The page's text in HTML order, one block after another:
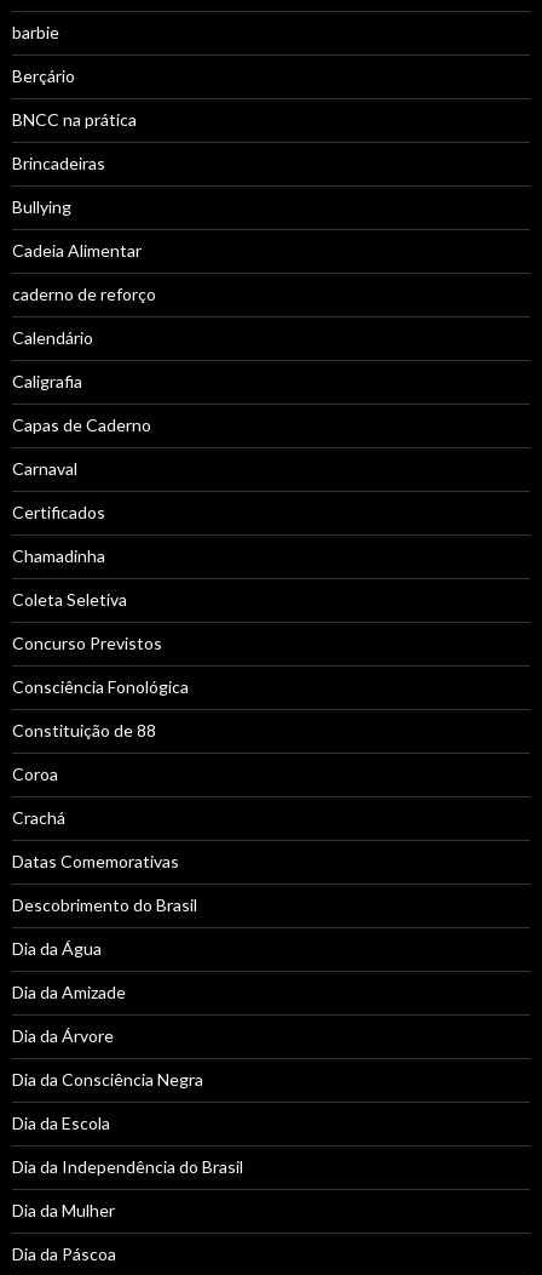
barbie
Berçário
BNCC na prática
Brincadeiras
Bullying
Cadeia Alimentar
caderno de reforço
Calendário
Caligrafia
Capas de Caderno
Carnaval
Certificados
Chamadinha
Coleta Seletiva
Concurso Previstos
Consciência Fonológica
Constituição de 88
Coroa
Crachá
Datas Comemorativas
Descobrimento do Brasil
Dia da Água
Dia da Amizade
Dia da Árvore
Dia da Consciência Negra
Dia da Escola
Dia da Independência do Brasil
Dia da Mulher
Dia da Páscoa